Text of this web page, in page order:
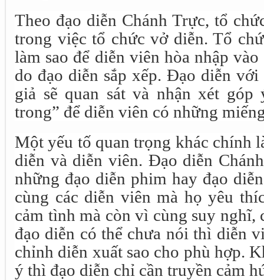
Theo đạo diễn Chánh Trực, tổ
trong việc tổ chức vở diễn. Tổ
làm sao để diễn viên hòa nhập
do đạo diễn sắp xếp. Đạo diễn
giả sẽ quan sát và nhận xét góp
trong” để diễn viên có những
Một yếu tố quan trọng khác chính
diễn và diễn viên. Đạo diễn
những đạo diễn phim hay đạo
cùng các diễn viên mà họ yêu
cảm tình mà còn vì cùng suy nghĩ,
đạo diễn có thể chưa nói thì diễn
chỉnh diễn xuất sao cho phù hợp.
ý thì đạo diễn chỉ cần truyền cảm